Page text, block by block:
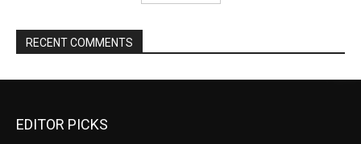
RECENT COMMENTS
EDITOR PICKS